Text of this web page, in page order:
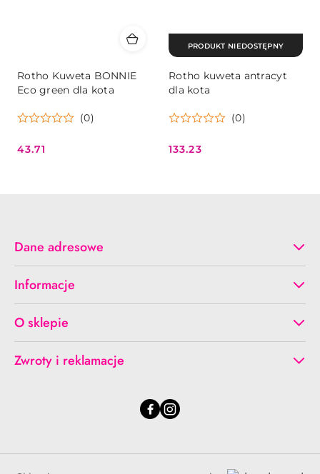
Rotho Kuweta BONNIE
Eco green dla kota
(0)
Cena:
43.71
Rotho kuweta antracyt
dla kota
(0)
Cena:
133.23
PRODUKT NIEDOSTĘPNY
Dane adresowe
Informacje
O sklepie
Zwroty i reklamacje